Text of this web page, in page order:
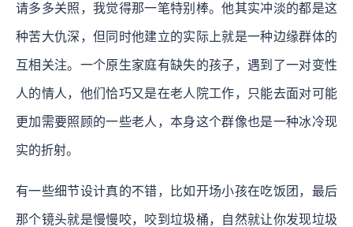
请多多关照，我觉得那一笔特别棒。他其实冲淡的都是这
种苦大仇深，但同时他建立的实际上就是一种边缘群体的
互相关注。一个原生家庭有缺失的孩子，遇到了一对变性
人的情人，他们恰巧又是在老人院工作，只能去面对可能
更加需要照顾的一些老人，本身这个群像也是一种冰冷现
实的折射。
有一些细节设计真的不错，比如开场小孩在吃饭团，最后
那个镜头就是慢慢咬，咬到垃圾桶，自然就让你发现垃圾